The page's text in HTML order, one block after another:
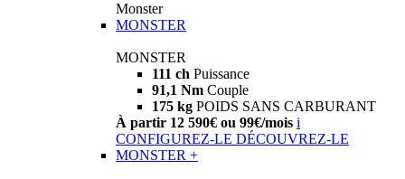
Monster
MONSTER
MONSTER
111 ch Puissance
91,1 Nm Couple
175 kg POIDS SANS CARBURANT
À partir 12 590€ ou 99€/mois i
CONFIGUREZ-LE DÉCOUVREZ-LE
MONSTER +